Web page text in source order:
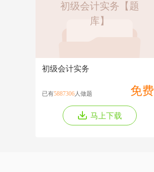
初级会计实务【题
库】
初级会计实务
免费
已有5887306人做题
马上下载